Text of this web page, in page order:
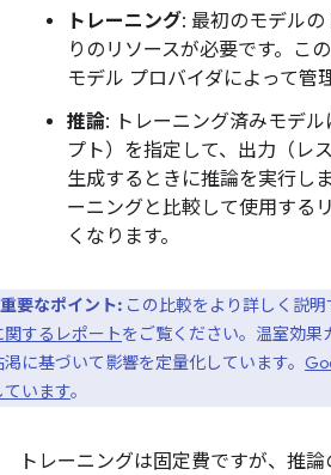
トレーニング: 最初のモデル
りのリソースが必要です。こ
モデル プロバイダによって管
推論: トレーニング済みモデ
プト）を指定して、出力（レ
生成するときに推論を実行し
ーニングと比較して使用する
くなります。
重要なポイント: この比較をより詳しく説明
関するレポートをご覧ください。温室効
に基づいて影響を定量化しています。
ています。
トレーニングは固定費ですが、推